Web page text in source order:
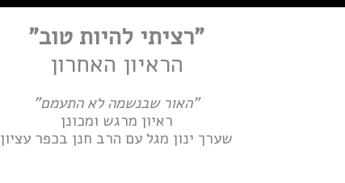
"רציתי להיות טוב"
הראיון האחרון
"האור שבנשמה לא התעמם"
ראיון מרגש ומכונן
שערך ינון מגל עם הרב חנן בכפר עציון